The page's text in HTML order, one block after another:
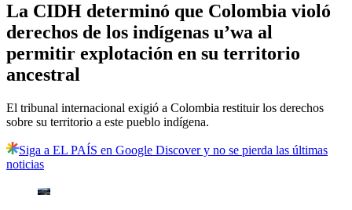
La CIDH determinó que Colombia violó
derechos de los indígenas u’wa al
permitir explotación en su territorio
ancestral
El tribunal internacional exigió a Colombia restituir los derechos
sobre su territorio a este pueblo indígena.
Siga a EL PAÍS en Google Discover y no se pierda las últimas
noticias